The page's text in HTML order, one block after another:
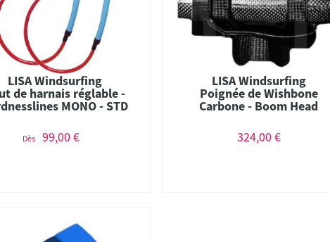
LISA Windsurfing
de harnais réglable -
MONO - STD
Dès 99,00 €
LISA Windsurfing
Poignée de Wishbone
Carbone - Boom Head
324,00 €